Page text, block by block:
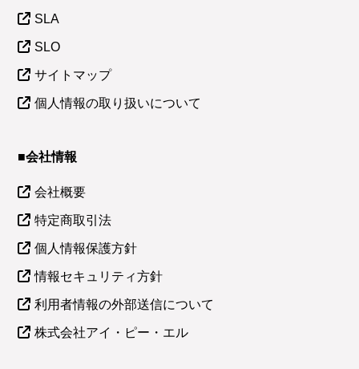
SLA
SLO
サイトマップ
個人情報の取り扱いについて
■会社情報
会社概要
特定商取引法
個人情報保護方針
情報セキュリティ方針
利用者情報の外部送信について
株式会社アイ・ピー・エル